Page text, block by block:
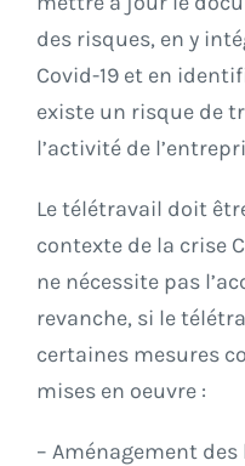
des risques, en y
Covid-19 et en
existe un risque de
l’activité de
Le télétravail doit
contexte de la crise
ne nécessite pas
revanche, si le
certaines mesures
mises en oeuvre :
– Aménagement